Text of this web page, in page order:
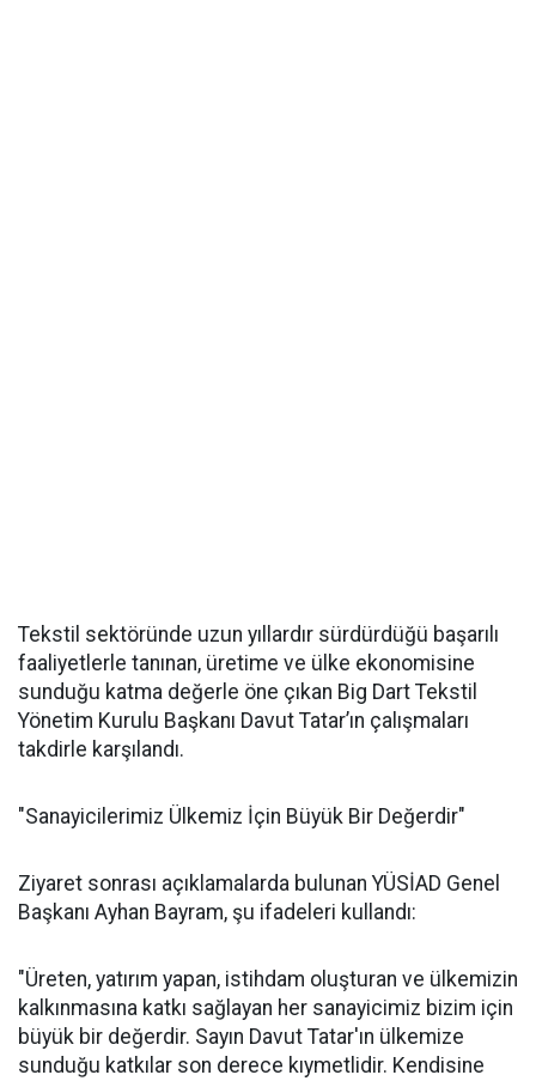
Tekstil sektöründe uzun yıllardır sürdürdüğü başarılı
faaliyetlerle tanınan, üretime ve ülke ekonomisine
sunduğu katma değerle öne çıkan Big Dart Tekstil
Yönetim Kurulu Başkanı Davut Tatar’ın çalışmaları
takdirle karşılandı.
"Sanayicilerimiz Ülkemiz İçin Büyük Bir Değerdir"
Ziyaret sonrası açıklamalarda bulunan YÜSİAD Genel
Başkanı Ayhan Bayram, şu ifadeleri kullandı:
"Üreten, yatırım yapan, istihdam oluşturan ve ülkemizin
kalkınmasına katkı sağlayan her sanayicimiz bizim için
büyük bir değerdir. Sayın Davut Tatar'ın ülkemize
sunduğu katkılar son derece kıymetlidir. Kendisine